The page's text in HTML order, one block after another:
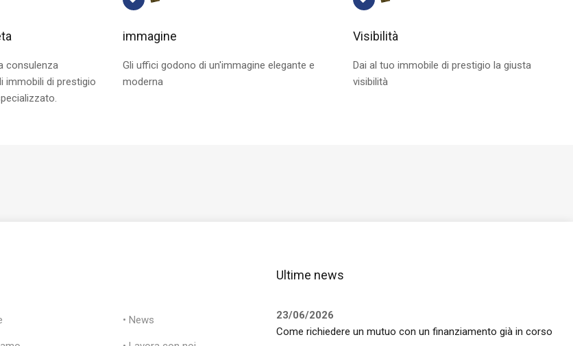
consulenza
immobili di prestigio
immagine
Gli uffici godono di un'immagine elegante e
moderna
Visibilità
Dai al tuo immobile di prestigio la giusta
visibilità
• News
Ultime news
23/06/2026
Come richiedere un mutuo con un finanziamento già in corso